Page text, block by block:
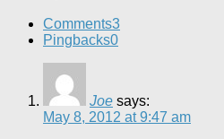
Comments3
Pingbacks0
Joe says:
May 8, 2012 at 9:47 am